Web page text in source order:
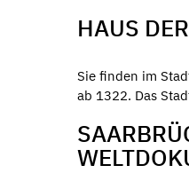
HAUS
Sie finden im
ab 1322. Das